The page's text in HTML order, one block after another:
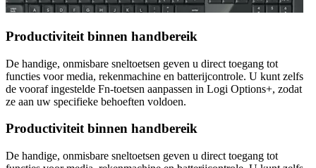
Productiviteit binnen handbereik
De handige, onmisbare sneltoetsen geven u direct toegang tot
functies voor media, rekenmachine en batterijcontrole. U kunt zelfs
de vooraf ingestelde Fn-toetsen aanpassen in Logi Options+, zodat
ze aan uw specifieke behoeften voldoen.
Productiviteit binnen handbereik
De handige, onmisbare sneltoetsen geven u direct toegang tot